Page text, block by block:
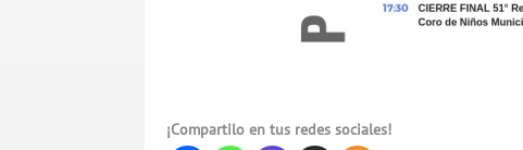
¡Compartilo en tus redes sociales!